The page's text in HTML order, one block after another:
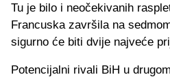
Tu je bilo i neočekivanih
Francuska završila na
sigurno će biti dvije najveće
Potencijalni rivali BiH u